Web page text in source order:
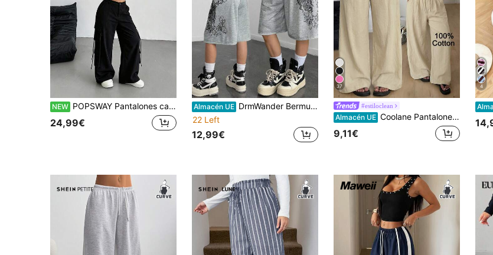
NEW POPSWAY Pantalones cargo de pana con múltiples bolsillos, pierna recta, casual para mujer talla grande, otoño/invierno
24,99€
Almacén UE DrmWander Bermudas holgadas casuales con cintura elástica y estampado floral para mujer de talla grande
22 Left
12,99€
37
#estiloclean
Almacén UE Coolane Pantalones holgados de cintura alta con cordón ajustable de algodón color beige, estilo bohemio, casual, formal, para salir, vacaciones y días festivos, talla grande para mujer, verano y otoño
9,11€
4